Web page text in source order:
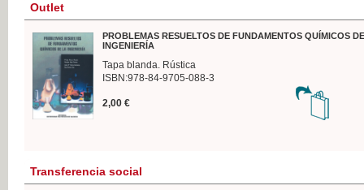
Outlet
PROBLEMAS RESUELTOS DE FUNDAMENTOS QUÍMICOS
INGENIERÍA
Tapa blanda. Rústica
ISBN:978-84-9705-088-3
2,00 €
Transferencia social